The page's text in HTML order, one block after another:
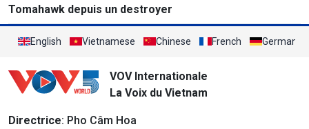
Tomahawk depuis un destroyer
English Vietnamese Chinese French German
VOV Internationale
La Voix du Vietnam
Directrice: Pho Câm Hoa